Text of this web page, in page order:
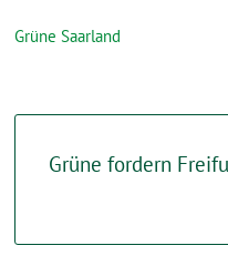
Grüne Saarland
Grüne fordern